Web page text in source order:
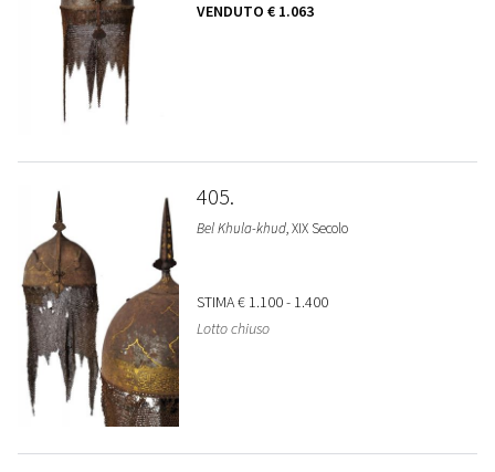
VENDUTO € 1.063
405
Bel Khula-khud, XIX Secolo
STIMA€ 1.100 - 1.400
Lotto chiuso